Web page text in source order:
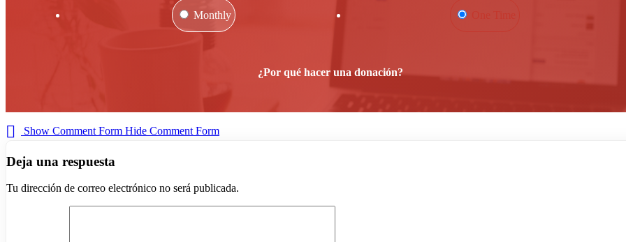
Monthly
¿Por qué hacer una donación?
Show Comment Form Hide Comment Form
Deja una respuesta
Tu dirección de correo electrónico no será publicada.